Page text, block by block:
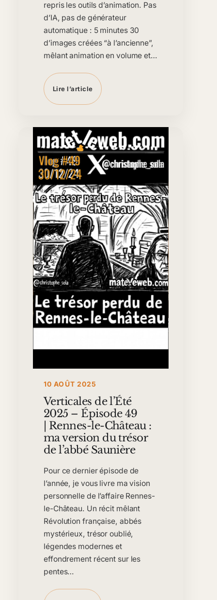
repris les outils d’animation. Pas
d’IA, pas de générateur
automatique : 5 minutes 30
d’images créées “à l’ancienne”,
mêlant animation en volume et…
Lire l’article
10 AOÛT 2025
Verticales de l’Été
2025 – Épisode 49
| Rennes-le-Château :
ma version du trésor
de l’abbé Saunière
Pour ce dernier épisode de
l’année, je vous livre ma vision
personnelle de l’affaire Rennes-
le-Château. Un récit mêlant
Révolution française, abbés
mystérieux, trésor oublié,
légendes modernes et
effondrement récent sur les
pentes…